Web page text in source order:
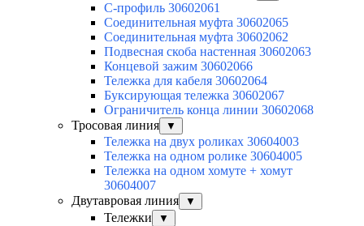
C-профиль 30602061
Соединительная муфта 30602065
Соединительная муфта 30602062
Подвесная скоба настенная 30602063
Концевой зажим 30602066
Тележка для кабеля 30602064
Буксирующая тележка 30602067
Ограничитель конца линии 30602068
Тросовая линия
▼
Тележка на двух роликах 30604003
Тележка на одном ролике 30604005
Тележка на одном хомуте + хомут
30604007
Двутавровая линия
▼
Тележки ▼